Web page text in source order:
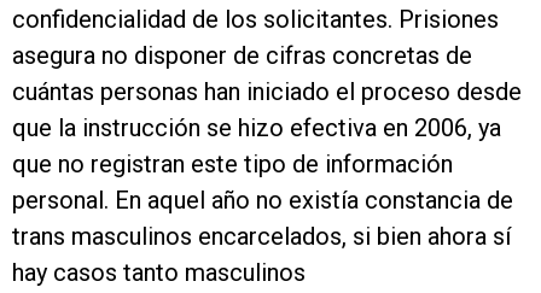
confidencialidad de los solicitantes. Prisiones
asegura no disponer de cifras concretas de
cuántas personas han iniciado el proceso desde
que la instrucción se hizo efectiva en 2006, ya
que no registran este tipo de información
personal. En aquel año no existía constancia de
trans masculinos encarcelados, si bien ahora sí
hay casos tanto masculinos